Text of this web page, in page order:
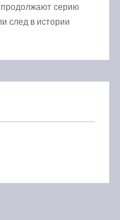
продолжают серию
след в истории